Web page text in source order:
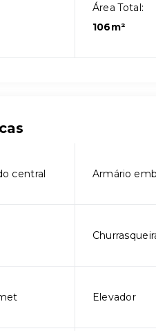
Área Total:
106m²
central Armário
Elevador